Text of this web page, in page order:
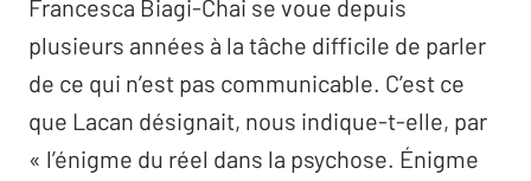
Francesca Biagi-Chai se voue depuis
plusieurs années à la tâche difficile de parler
de ce qui n’est pas communicable. C’est ce
que Lacan désignait, nous indique-t-elle, par
« l’énigme du réel dans la psychose. Énigme